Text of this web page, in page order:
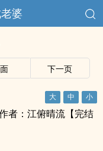
婆
下一页
者：江俯晴流【完结